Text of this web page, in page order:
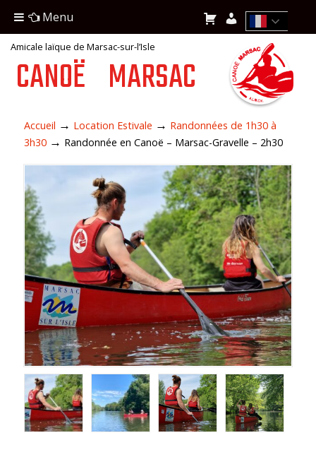
Amicale laïque de Marsac-sur-l’Isle
CANOË MARSAC
Accueil → Location Estivale → Randonnées de 1h30 à
3h30 → Randonnée en Canoë – Marsac-Gravelle – 2h30
Menu